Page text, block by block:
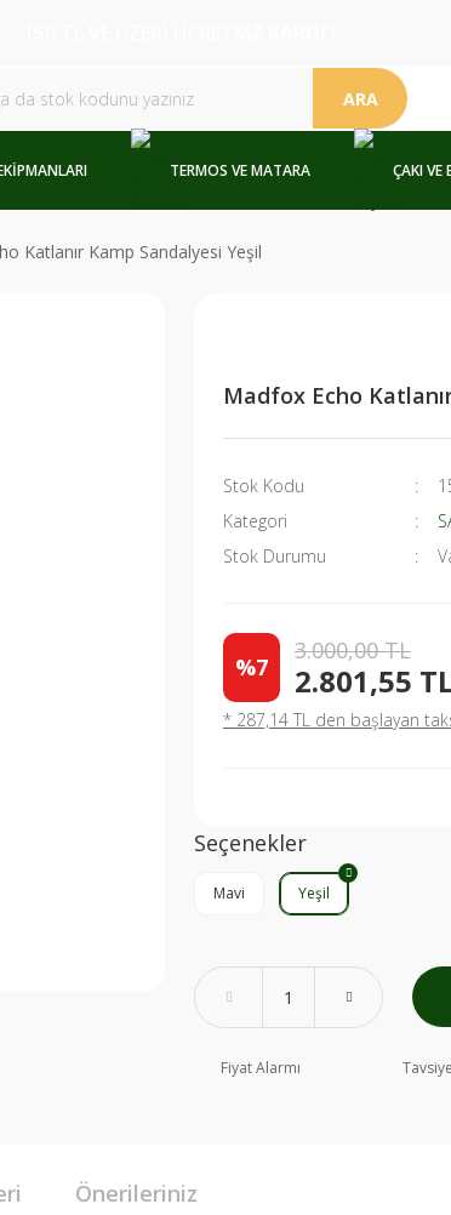
ARA
TERMOS VE MATARA ÇAKI VE
Katlanır Kamp Sandalyesi Yeşil
Madfox Echo
Stok Kodu
Kategori
Stok Durumu
%7
3.000,00 TL
2.801,55
* 287,14 TL den başlayan
Seçenekler
Mavi Yeşil
Fiyat Alarmı
Önerileriniz